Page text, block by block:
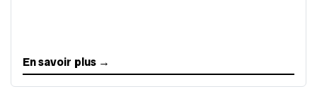
En savoir plus →